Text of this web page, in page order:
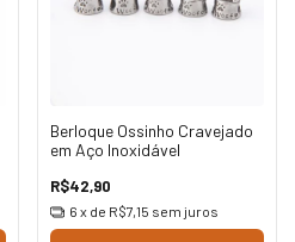
Berloque Ossinho Cravejado
em Aço Inoxidável
R$42,90
6 x de R$7,15 sem juros